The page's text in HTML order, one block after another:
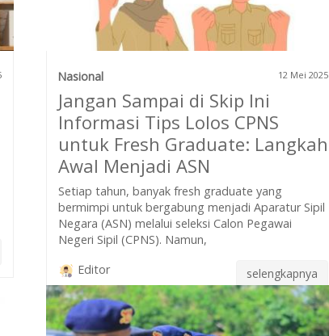
Nasional 12 Mei 2025
Jangan Sampai di Skip Ini
Informasi Tips Lolos CPNS
untuk Fresh Graduate: Langkah
Awal Menjadi ASN
Setiap tahun, banyak fresh graduate yang
bermimpi untuk bergabung menjadi Aparatur Sipil
Negara (ASN) melalui seleksi Calon Pegawai
Negeri Sipil (CPNS). Namun,
Editor
selengkapnya